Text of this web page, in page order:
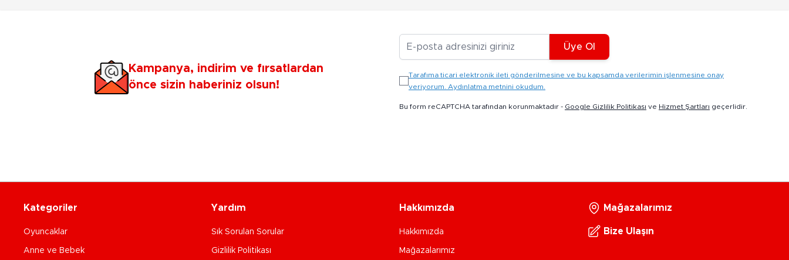
Kampanya, indirim ve fırsatlardan
önce sizin haberiniz olsun!
Üye Ol
Tarafıma ticari elektronik ileti gönderilmesine ve bu kapsamda verilerimin işlenmesine onay
veriyorum. Aydınlatma metnini okudum.
Bu form reCAPTCHA tarafından korunmaktadır - Google Gizlilik Politikası ve Hizmet Şartları geçerlidir.
Kategoriler
Oyuncaklar
Anne ve Bebek
Yardım
Sık Sorulan Sorular
Gizlilik Politikası
Hakkımızda
Hakkımızda
Mağazalarımız
Mağazalarımız
Bize Ulaşın